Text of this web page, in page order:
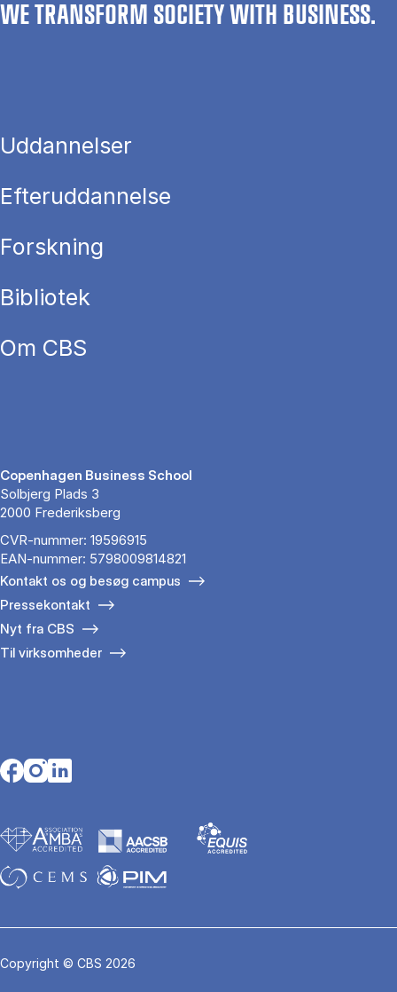
WE TRANSFORM SOCIETY WITH BUSINESS.
Uddannelser
Efteruddannelse
Forskning
Bibliotek
Om CBS
Copenhagen Business School
Solbjerg Plads 3
2000 Frederiksberg
CVR-nummer: 19596915
EAN-nummer: 5798009814821
Kontakt os og besøg campus
Pressekontakt
Nyt fra CBS
Til virksomheder
Opens in a new tab
Opens in a new tab
Opens in a new tab
Copyright © CBS 2026